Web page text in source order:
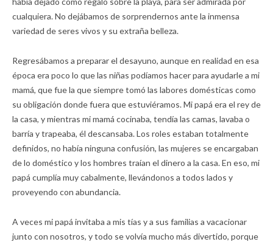
cualquiera. No dejábamos de sorprendernos ante la inmensa
variedad de seres vivos y su extraña belleza.
Regresábamos a preparar el desayuno, aunque en realidad en esa
época era poco lo que las niñas podíamos hacer para ayudarle a mi
mamá, que fue la que siempre tomó las labores domésticas como
su obligación donde fuera que estuviéramos. Mi papá era el rey de
la casa, y mientras mi mamá cocinaba, tendía las camas, lavaba o
barría y trapeaba, él descansaba. Los roles estaban totalmente
definidos, no había ninguna confusión, las mujeres se encargaban
de lo doméstico y los hombres traían el dinero a la casa. En eso, mi
papá cumplía muy cabalmente, llevándonos a todos lados y
proveyendo con abundancia.
A veces mi papá invitaba a mis tías y a sus familias a vacacionar
junto con nosotros, y todo se volvía mucho más divertido, porque